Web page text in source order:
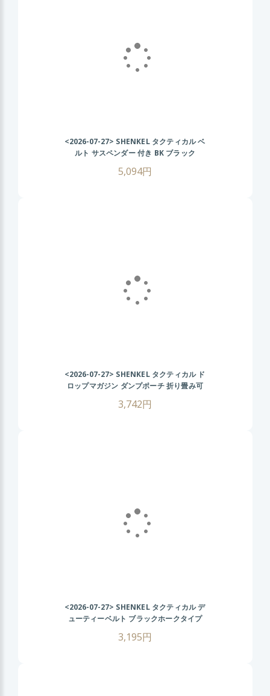
<2026-07-27> SHENKEL タクティカル ベ
ルト サスペンダー 付き BK ブラック
5,094円
<2026-07-27> SHENKEL タクティカル ド
ロップマガジン ダンプポーチ 折り畳み可
納ポーチ ロールアップ サバゲー装備
3,742円
<2026-07-27> SHENKEL タクティカル デ
ューティーベルト ブラックホークタイプ
バルゲーム ミリタリーベルト 装備用ベルト
3,195円